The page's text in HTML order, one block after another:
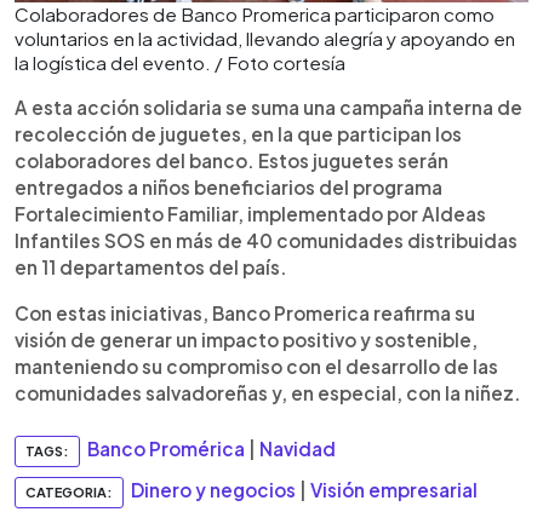
Colaboradores de Banco Promerica participaron como
voluntarios en la actividad, llevando alegría y apoyando en
la logística del evento. / Foto cortesía
A esta acción solidaria se suma una campaña interna de
recolección de juguetes, en la que participan los
colaboradores del banco. Estos juguetes serán
entregados a niños beneficiarios del programa
Fortalecimiento Familiar, implementado por Aldeas
Infantiles SOS en más de 40 comunidades distribuidas
en 11 departamentos del país.
Con estas iniciativas, Banco Promerica reafirma su
visión de generar un impacto positivo y sostenible,
manteniendo su compromiso con el desarrollo de las
comunidades salvadoreñas y, en especial, con la niñez.
TAGS: Banco Promérica Navidad
CATEGORIA: Dinero y negocios Visión empresarial